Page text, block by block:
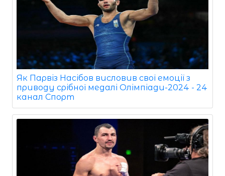
Як Парвіз Насібов висловив свої емоції з
приводу срібної медалі Олімпіади-2024 - 24
канал Спорт